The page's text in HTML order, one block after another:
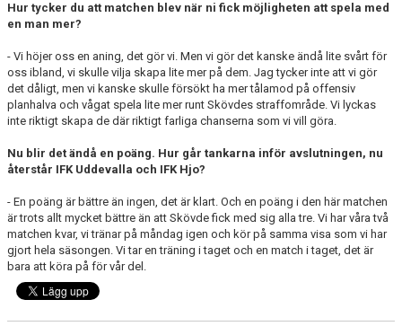
Hur tycker du att matchen blev när ni fick möjligheten att spela med
en man mer?
- Vi höjer oss en aning, det gör vi. Men vi gör det kanske ändå lite svårt för
oss ibland, vi skulle vilja skapa lite mer på dem. Jag tycker inte att vi gör
det dåligt, men vi kanske skulle försökt ha mer tålamod på offensiv
planhalva och vågat spela lite mer runt Skövdes straffområde. Vi lyckas
inte riktigt skapa de där riktigt farliga chanserna som vi vill göra.
Nu blir det ändå en poäng. Hur går tankarna inför avslutningen, nu
återstår IFK Uddevalla och IFK Hjo?
- En poäng är bättre än ingen, det är klart. Och en poäng i den här matchen
är trots allt mycket bättre än att Skövde fick med sig alla tre. Vi har våra två
matchen kvar, vi tränar på måndag igen och kör på samma visa som vi har
gjort hela säsongen. Vi tar en träning i taget och en match i taget, det är
bara att köra på för vår del.